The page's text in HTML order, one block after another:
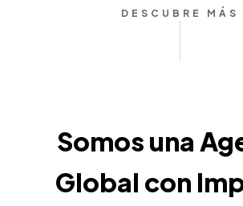
DESCUBRE MÁS
Somos una
Global con